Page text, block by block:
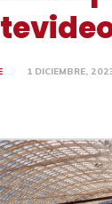
1 DICIEMBRE,